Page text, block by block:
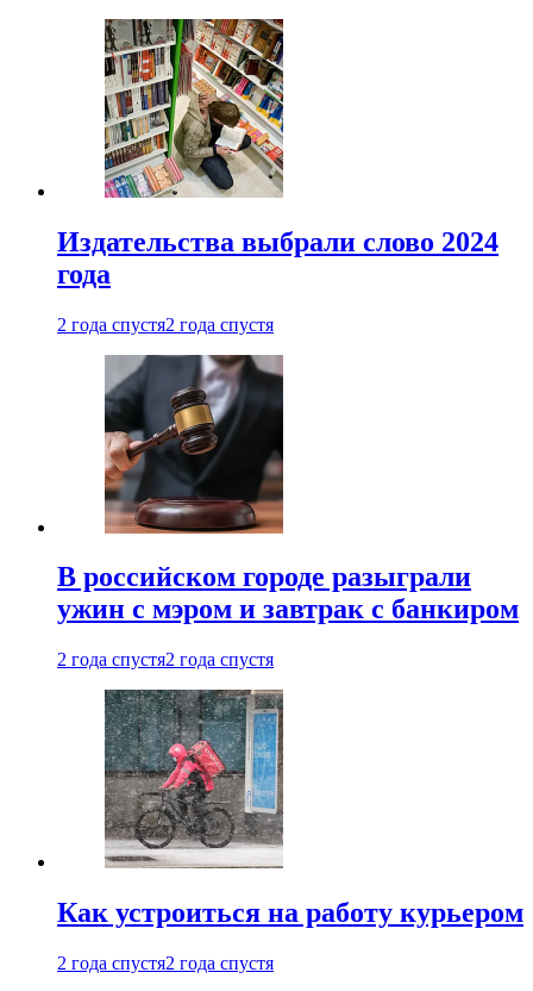
Издательства выбрали слово 2024
года
2 года спустя2 года спустя
В российском городе разыграли
ужин с мэром и завтрак с банкиром
2 года спустя2 года спустя
Как устроиться на работу курьером
2 года спустя2 года спустя